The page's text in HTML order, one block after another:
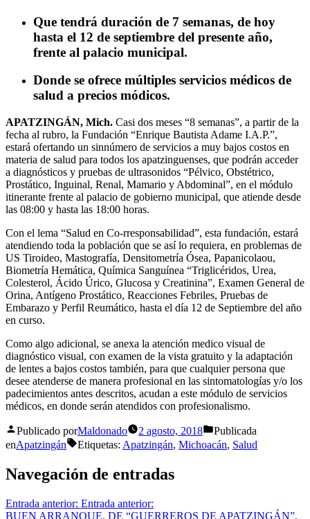
Que tendrá duración de 7 semanas, de hoy
hasta el 12 de septiembre del presente año,
frente al palacio municipal.
Donde se ofrece múltiples servicios médicos de
salud a precios módicos.
APATZINGÁN, Mich. Casi dos meses “8 semanas”, a partir de la
fecha al rubro, la Fundación “Enrique Bautista Adame I.A.P.”,
estará ofertando un sinnúmero de servicios a muy bajos costos en
materia de salud para todos los apatzinguenses, que podrán acceder
a diagnósticos y pruebas de ultrasonidos “Pélvico, Obstétrico,
Prostático, Inguinal, Renal, Mamario y Abdominal”, en el módulo
itinerante frente al palacio de gobierno municipal, que atiende desde
las 08:00 y hasta las 18:00 horas.
Con el lema “Salud en Co-rresponsabilidad”, esta fundación, estará
atendiendo toda la población que se así lo requiera, en problemas de
US Tiroideo, Mastografía, Densitometría Ósea, Papanicolaou,
Biometría Hemática, Química Sanguínea “Triglicéridos, Urea,
Colesterol, Ácido Úrico, Glucosa y Creatinina”, Examen General de
Orina, Antígeno Prostático, Reacciones Febriles, Pruebas de
Embarazo y Perfil Reumático, hasta el día 12 de Septiembre del año
en curso.
Como algo adicional, se anexa la atención medico visual de
diagnóstico visual, con examen de la vista gratuito y la adaptación
de lentes a bajos costos también, para que cualquier persona que
desee atenderse de manera profesional en las sintomatologías y/o los
padecimientos antes descritos, acudan a este módulo de servicios
médicos, en donde serán atendidos con profesionalismo.
Publicado porMaldonado 2 agosto, 2018
Publicada
enApatzingán Etiquetas: Apatzingán, Michoacán, Salud
Navegación de entradas
Entrada anterior: Entrada anterior:
BUEN ARRANQUE, DE “GUERREROS DE APATZINGÁN”,